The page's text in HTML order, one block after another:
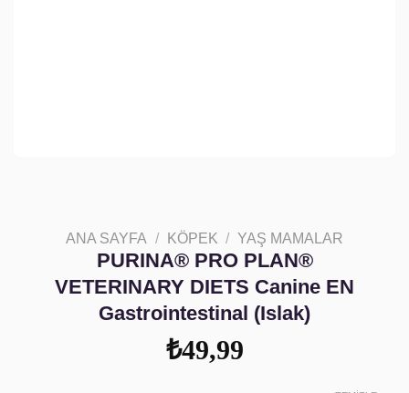
ANA SAYFA / KÖPEK / YAŞ MAMALAR
​PURINA® PRO PLAN®
VETERINARY DIETS Canine EN
Gastrointestinal (Islak)
₺49,99